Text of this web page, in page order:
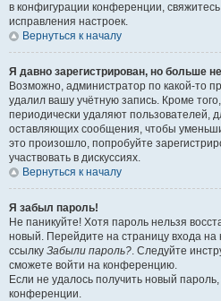
в конфигурации конференции,
исправления настроек.
Вернуться к началу
Я давно зарегистрирован, но больше
Возможно, администратор по какой-то
удалил вашу учётную запись. Кроме
периодически удаляют пользователей,
оставляющих сообщения, чтобы
это произошло, попробуйте
участвовать в дискуссиях.
Вернуться к началу
Я забыл пароль!
Не паникуйте! Хотя пароль нельзя
новый. Перейдите на страницу входа
ссылку Забыли пароль?. Следуйте
сможете войти на конференцию.
Если не удалось получить новый
конференции.